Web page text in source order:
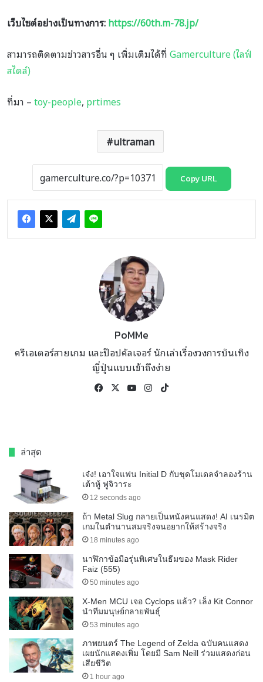
เว็บไซต์อย่างเป็นทางการ:https://60th.m-78.jp/
สามารถติดตามข่าวสารอื่น ๆ เพิ่มเติมได้ที่Gamerculture (ไลฟ์
สไตล์)
ที่มา –toy-people, prtimes
ultraman
Copy URL
PoMMe
ครีเอเตอร์สายเกม และป๊อปคัลเจอร์ นักเล่าเรื่องวงการบันเทิง
ญี่ปุ่นแบบเข้าถึงง่าย
Facebook
X YouTubeInstagram
ล่าสุด
เจ๋ง! เอาใจแฟน Initial D กับชุดโมเดลจำลองร้าน
เต้าหู้ ฟูจิวาระ
12 seconds ago
ถ้า Metal Slug กลายเป็นหนังคนแสดง! AI เนรมิต
เกมในตำนานสมจริงจนอยากให้สร้างจริง
18 minutes ago
นาฬิกาข้อมือรุ่นพิเศษในธีมของ Mask Rider
Faiz (555)
50 minutes ago
X-Men MCU เจอ Cyclops แล้ว? เล็ง Kit Connor
นำทีมมนุษย์กลายพันธุ์
53 minutes ago
ภาพยนตร์ The Legend of Zelda ฉบับคนแสดง
เผยนักแสดงเพิ่ม โดยมี Sam Neill ร่วมแสดงก่อน
เสียชีวิต
1 hour ago